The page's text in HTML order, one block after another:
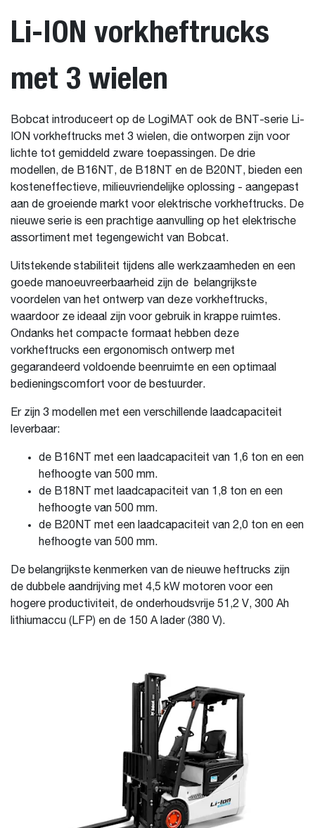
Li-ION vorkheftrucks
met 3 wielen
Bobcat introduceert op de LogiMAT ook de BNT-serie Li-
ION vorkheftrucks met 3 wielen, die ontworpen zijn voor
lichte tot gemiddeld zware toepassingen. De drie
modellen, de B16NT, de B18NT en de B20NT, bieden een
kosteneffectieve, milieuvriendelijke oplossing - aangepast
aan de groeiende markt voor elektrische vorkheftrucks. De
nieuwe serie is een prachtige aanvulling op het elektrische
assortiment met tegengewicht van Bobcat.
Uitstekende stabiliteit tijdens alle werkzaamheden en een
goede manoeuvreerbaarheid zijn de belangrijkste
voordelen van het ontwerp van deze vorkheftrucks,
waardoor ze ideaal zijn voor gebruik in krappe ruimtes.
Ondanks het compacte formaat hebben deze
vorkheftrucks een ergonomisch ontwerp met
gegarandeerd voldoende beenruimte en een optimaal
bedieningscomfort voor de bestuurder.
Er zijn 3 modellen met een verschillende laadcapaciteit
leverbaar:
de B16NT met een laadcapaciteit van 1,6 ton en een
hefhoogte van 500 mm.
de B18NT met laadcapaciteit van 1,8 ton en een
hefhoogte van 500 mm.
de B20NT met een laadcapaciteit van 2,0 ton en een
hefhoogte van 500 mm.
De belangrijkste kenmerken van de nieuwe heftrucks zijn
de dubbele aandrijving met 4,5 kW motoren voor een
hogere productiviteit, de onderhoudsvrije 51,2 V, 300 Ah
lithiumaccu (LFP) en de 150 A lader (380 V).